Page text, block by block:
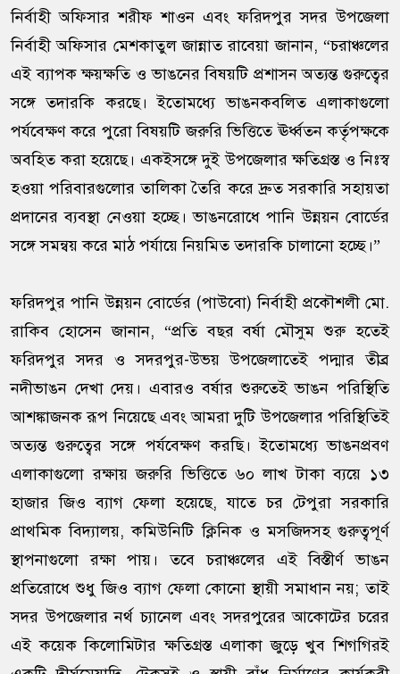
নির্বাহী অফিসার শরীফ শাওন এবং ফরিদপুর সদর উপজেলা
নির্বাহী অফিসার মেশকাতুল জান্নাত রাবেয়া জানান, “চরাঞ্চলের
এই ব্যাপক ক্ষয়ক্ষতি ও ভাঙনের বিষয়টি প্রশাসন অত্যন্ত গুরুত্বের
সঙ্গে তদারকি করছে। ইতোমধ্যে ভাঙনকবলিত এলাকাগুলো
পর্যবেক্ষণ করে পুরো বিষয়টি জরুরি ভিত্তিতে ঊর্ধ্বতন কর্তৃপক্ষকে
অবহিত করা হয়েছে। একইসঙ্গে দুই উপজেলার ক্ষতিগ্রস্ত ও নিঃস্ব
হওয়া পরিবারগুলোর তালিকা তৈরি করে দ্রুত সরকারি সহায়তা
প্রদানের ব্যবস্থা নেওয়া হচ্ছে। ভাঙনরোধে পানি উন্নয়ন বোর্ডের
সঙ্গে সমন্বয় করে মাঠ পর্যায়ে নিয়মিত তদারকি চালানো হচ্ছে।”
ফরিদপুর পানি উন্নয়ন বোর্ডের (পাউবো) নির্বাহী প্রকৌশলী মো.
রাকিব হোসেন জানান, “প্রতি বছর বর্ষা মৌসুম শুরু হতেই
ফরিদপুর সদর ও সদরপুর-উভয় উপজেলাতেই পদ্মার তীব্র
নদীভাঙন দেখা দেয়। এবারও বর্ষার শুরুতেই ভাঙন পরিস্থিতি
আশঙ্কাজনক রূপ নিয়েছে এবং আমরা দুটি উপজেলার পরিস্থিতিই
অত্যন্ত গুরুত্বের সঙ্গে পর্যবেক্ষণ করছি। ইতোমধ্যে ভাঙনপ্রবণ
এলাকাগুলো রক্ষায় জরুরি ভিত্তিতে ৬০ লাখ টাকা ব্যয়ে ১৩
হাজার জিও ব্যাগ ফেলা হয়েছে, যাতে চর টেপুরা সরকারি
প্রাথমিক বিদ্যালয়, কমিউনিটি ক্লিনিক ও মসজিদসহ গুরুত্বপূর্ণ
স্থাপনাগুলো রক্ষা পায়। তবে চরাঞ্চলের এই বিস্তীর্ণ ভাঙন
প্রতিরোধে শুধু জিও ব্যাগ ফেলা কোনো স্থায়ী সমাধান নয়; তাই
সদর উপজেলার নর্থ চ্যানেল এবং সদরপুরের আকোটের চরের
এই কয়েক কিলোমিটার ক্ষতিগ্রস্ত এলাকা জুড়ে খুব শিগগিরই